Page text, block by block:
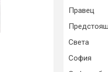
Правец
Света
София